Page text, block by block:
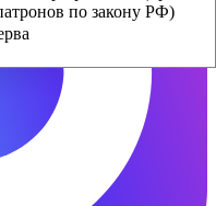
по закону РФ)